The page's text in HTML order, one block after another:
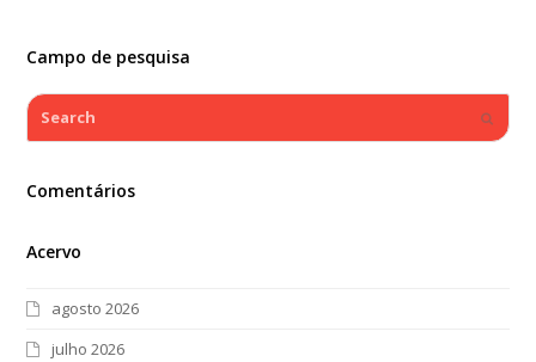
Campo de pesquisa
Search
Comentários
Acervo
agosto 2026
julho 2026